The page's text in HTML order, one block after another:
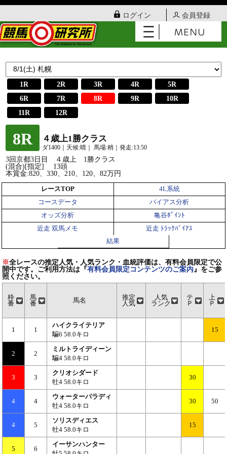
ログイン 会員登録
1R 2R 3R 4R
5R
6R
7R 8R 9R
10R
11R
12R
8R ４歳上1勝クラス
ダ1400｜天候:晴｜ 馬場:稍｜発走:13:50
3回京都3日目 ４歳上 1勝クラス
(混合)[指定] 13頭
本賞金:820、330、210、120、82万円
レースTOP
4L系統
コースデータ
バイアス分析
オッズ分析
亀谷ﾎﾟｲﾝﾄ
近走 双馬メモ
近走 ﾄﾗｯｸﾊﾞｲｱｽ
結果
※全レースの推定人気・人気ランク・血統評価は、有料会員限定で公
開中です。ご利用方法は『有料会員限定コンテンツのご案内 』をご参
照ください。
枠
番
馬
番
馬名
推定
人気
人気
ランク
テ
Ｐ
上
Ｐ
1 1
ハイクライテリア
騙6 58.0キロ
15
2 2
ミルトライディーン
騙4 58.0キロ
3 3
クリオシダード
牡4 58.0キロ
30
4 4
ウォーターパラディ
牡4 58.0キロ
30 50
4 5
ソリスディエス
牡4 58.0キロ
15
5 6
イーサンハンター